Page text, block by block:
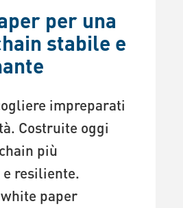
per una
stabile e
impreparati
Costruite oggi
più
resiliente.
paper